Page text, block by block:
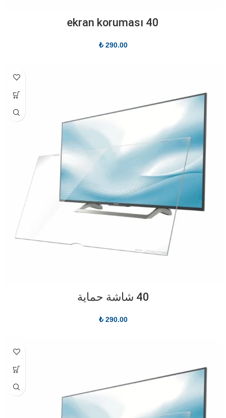
40 ekran koruması
₺290.00
40 شاشة حماية
₺290.00